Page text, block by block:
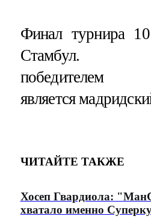
Финал турнира
Стамбул.
победителем
является
ЧИТАЙТЕ ТАКЖЕ
Хосеп Гвардиола:
хватало именно